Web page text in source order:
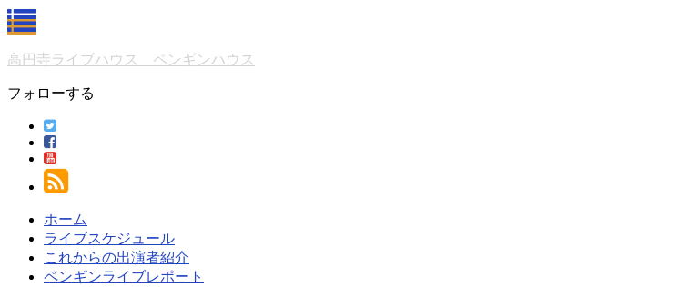
高円寺ライブハウス ペンギンハウス
フォローする
ホーム
ライブスケジュール
これからの出演者紹介
ペンギンライブレポート